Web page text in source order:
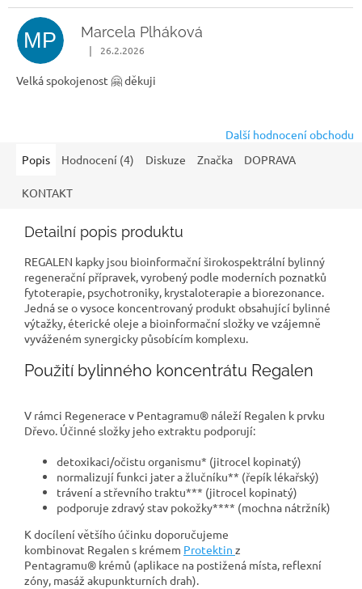
MP Marcela Plháková
Hodnocení obchodu je 5 z 5 hvězdiček.
| 26.2.2026
Velká spokojenost 🤗 děkuji
Další hodnocení obchodu
Popis
Hodnocení (4) Diskuze Značka DOPRAVA
KONTAKT
Detailní popis produktu
REGALEN kapky jsou bioinformační širokospektrální bylinný
regenerační přípravek, vyrobený podle moderních poznatků
fytoterapie, psychotroniky, krystaloterapie a biorezonance.
Jedná se o vysoce koncentrovaný produkt obsahující bylinné
výtažky, éterické oleje a bioinformační složky ve vzájemně
vyváženém synergicky působícím komplexu.
Použití bylinného koncentrátu Regalen
V rámci Regenerace v Pentagramu® náleží Regalen k prvku
Dřevo. Účinné složky jeho extraktu podporují:
detoxikaci/očistu organismu* (jitrocel kopinatý)
normalizují funkci jater a žlučníku** (řepík lékařský)
trávení a střevního traktu*** (jitrocel kopinatý)
podporuje zdravý stav pokožky**** (mochna nátržník)
K docílení většího účinku doporučujeme
kombinovat Regalen s krémem Protektin z
Pentagramu® krémů (aplikace na postižená místa, reflexní
zóny, masáž akupunkturních drah).